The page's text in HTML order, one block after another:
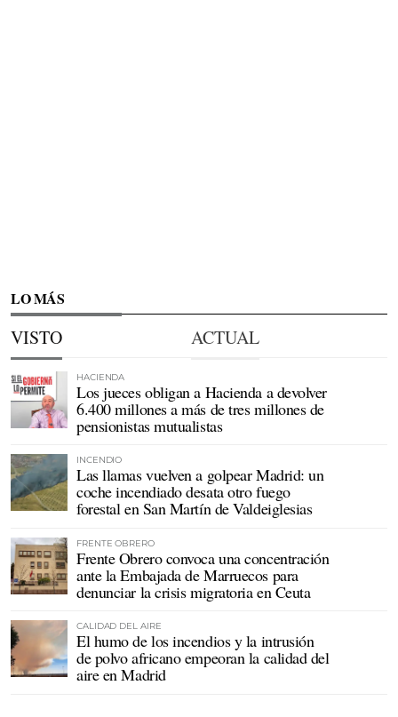
LO MÁS
VISTO ACTUAL
HACIENDA
Los jueces obligan a Hacienda a devolver
6.400 millones a más de tres millones de
pensionistas mutualistas
INCENDIO
Las llamas vuelven a golpear Madrid: un
coche incendiado desata otro fuego
forestal en San Martín de Valdeiglesias
FRENTE OBRERO
Frente Obrero convoca una concentración
ante la Embajada de Marruecos para
denunciar la crisis migratoria en Ceuta
CALIDAD DEL AIRE
El humo de los incendios y la intrusión
de polvo africano empeoran la calidad del
aire en Madrid